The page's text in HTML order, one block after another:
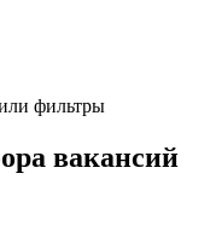
фильтры
вакансий